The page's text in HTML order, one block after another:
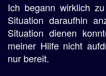
Ich begann wirklich
Situation daraufhin
Situation dienen
meiner Hilfe nicht
nur bereit.